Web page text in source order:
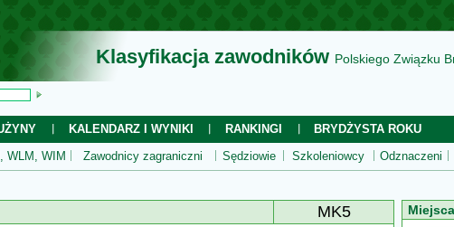
Klasyfikacja zawodników Polskiego Związku
KALENDARZ I WYNIKI RANKINGI
BRYDŻYSTA ROKU
WLM, WIM Zawodnicy zagraniczni Sędziowie Szkoleniowcy Odznaczeni
MK5